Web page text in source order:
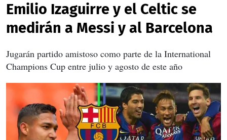
Emilio Izaguirre y el Celtic se
medirán a Messi y al Barcelona
Jugarán partido amistoso como parte de la International
Champions Cup entre julio y agosto de este año